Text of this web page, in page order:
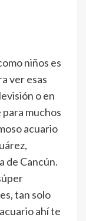
niños es
ver esas
o en
muchos
acuario
de Cancún.
tan solo
ahí te